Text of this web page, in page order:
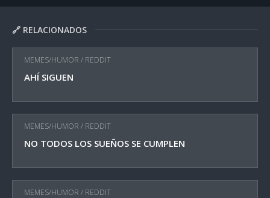
🔗 RELACIONADOS
MEMES/HUMOR / REDDIT
AHÍ SIGUEN
MEMES/HUMOR / REDDIT
NO TODOS LOS SUEÑOS SE CUMPLEN
MEMES/HUMOR / REDDIT